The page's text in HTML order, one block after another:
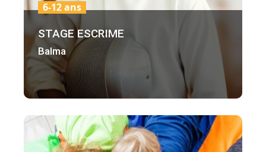
STAGE ESCRIME
Balma
6-12 ans